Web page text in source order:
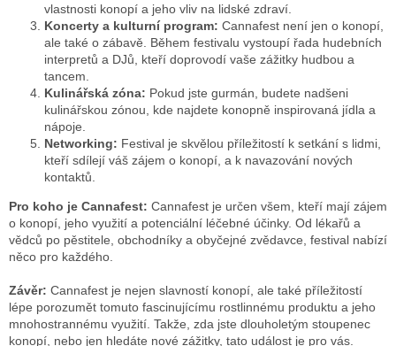
vlastnosti konopí a jeho vliv na lidské zdraví.
Koncerty a kulturní program: Cannafest není jen o konopí,
ale také o zábavě. Během festivalu vystoupí řada hudebních
interpretů a DJů, kteří doprovodí vaše zážitky hudbou a
tancem.
Kulinářská zóna: Pokud jste gurmán, budete nadšeni
kulinářskou zónou, kde najdete konopně inspirovaná jídla a
nápoje.
Networking: Festival je skvělou příležitostí k setkání s lidmi,
kteří sdílejí váš zájem o konopí, a k navazování nových
kontaktů.
Pro koho je Cannafest: Cannafest je určen všem, kteří mají zájem
o konopí, jeho využití a potenciální léčebné účinky. Od lékařů a
vědců po pěstitele, obchodníky a obyčejné zvědavce, festival nabízí
něco pro každého.
Závěr: Cannafest je nejen slavností konopí, ale také příležitostí
lépe porozumět tomuto fascinujícímu rostlinnému produktu a jeho
mnohostrannému využití. Takže, zda jste dlouholetým stoupenec
konopí, nebo jen hledáte nové zážitky, tato událost je pro vás.